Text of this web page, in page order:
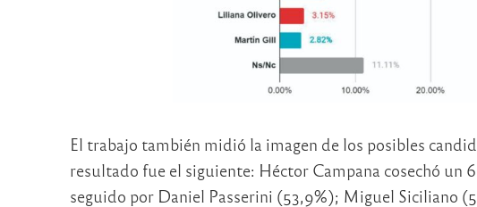
El trabajo también midió la imagen de los posibles
resultado fue el siguiente: Héctor Campana cosechó un
seguido por Daniel Passerini (53,9%); Miguel Siciliano